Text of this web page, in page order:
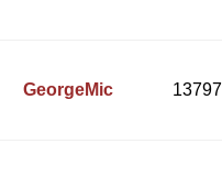
GeorgeMic 13797